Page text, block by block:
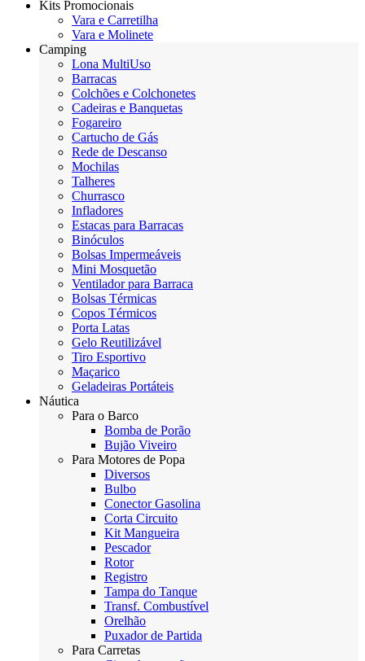
Kits Promocionais
Vara e Carretilha
Vara e Molinete
Camping
Lona MultiUso
Barracas
Colchões e Colchonetes
Cadeiras e Banquetas
Fogareiro
Cartucho de Gás
Rede de Descanso
Mochilas
Talheres
Churrasco
Infladores
Estacas para Barracas
Binóculos
Bolsas Impermeáveis
Mini Mosquetão
Ventilador para Barraca
Bolsas Térmicas
Copos Térmicos
Porta Latas
Gelo Reutilizável
Tiro Esportivo
Maçarico
Geladeiras Portáteis
Náutica
Para o Barco
Bomba de Porão
Bujão Viveiro
Para Motores de Popa
Diversos
Bulbo
Conector Gasolina
Corta Circuito
Kit Mangueira
Pescador
Rotor
Registro
Tampa do Tanque
Transf. Combustível
Orelhão
Puxador de Partida
Para Carretas